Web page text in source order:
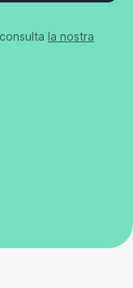
la nostra